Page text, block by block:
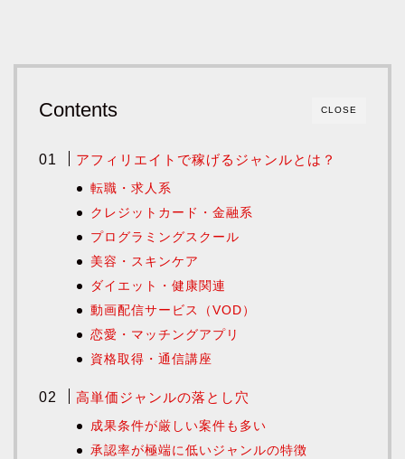
CLOSE
Contents
アフィリエイトで稼げるジャンルとは？
転職・求人系
クレジットカード・金融系
プログラミングスクール
美容・スキンケア
ダイエット・健康関連
動画配信サービス（VOD）
恋愛・マッチングアプリ
資格取得・通信講座
高単価ジャンルの落とし穴
成果条件が厳しい案件も多い
承認率が極端に低いジャンルの特徴